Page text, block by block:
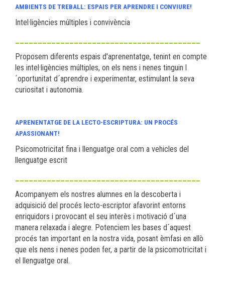
AMBIENTS DE TREBALL: ESPAIS PER APRENDRE I CONVIURE!
Intel·ligències múltiples i convivència
_________________________________________
Proposem diferents espais d'aprenentatge, tenint en compte
les intel·ligències múltiples, on els nens i nenes tinguin l
´oportunitat d´aprendre i experimentar, estimulant la seva
curiositat i autonomia.
APRENENTATGE DE LA LECTO-ESCRIPTURA: UN PROCÉS
APASSIONANT!
Psicomotricitat fina i llenguatge oral com a vehicles del
llenguatge escrit
_________________________________________
Acompanyem els nostres alumnes en la descoberta i
adquisició del procés lecto-escriptor afavorint entorns
enriquidors i provocant el seu interès i motivació d´una
manera relaxada i alegre. Potenciem les bases d´aquest
procés tan important en la nostra vida, posant èmfasi en allò
que els nens i nenes poden fer, a partir de la psicomotricitat i
el llenguatge oral.